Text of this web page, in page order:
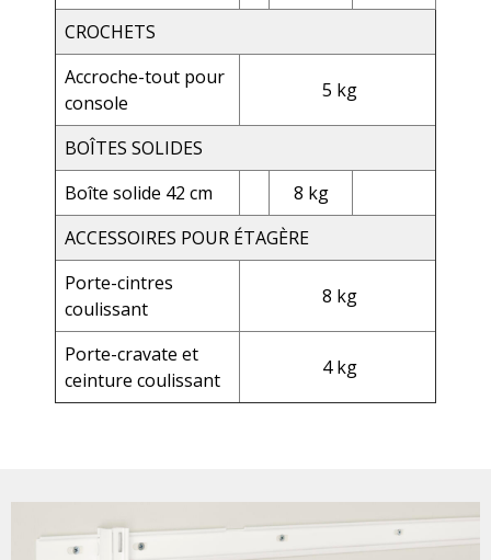
CROCHETS
Accroche-tout pour
console
5 kg
BOÎTES SOLIDES
Boîte solide 42 cm
8 kg
ACCESSOIRES POUR ÉTAGÈRE
Porte-cintres
coulissant
8 kg
Porte-cravate et
ceinture coulissant
4 kg